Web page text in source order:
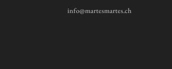
info@martesmartes.ch